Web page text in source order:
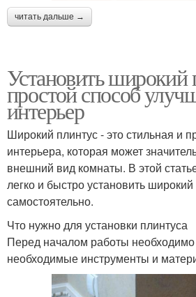
читать дальше →
Установить широкий
простой способ
интерьер
Широкий плинтус - это стильная и
интерьера, которая может
внешний вид комнаты. В этой
легко и быстро установить широкий
самостоятельно.
Что нужно для установки плинтуса
Перед началом работы необходимо
необходимые инструменты и